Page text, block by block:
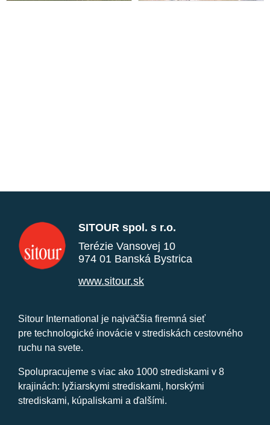
SITOUR spol. s r.o.
Terézie Vansovej 10
974 01 Banská Bystrica
www.sitour.sk
Sitour International je najväčšia firemná sieť
pre technologické inovácie v strediskách cestovného
ruchu na svete.
Spolupracujeme s viac ako 1000 strediskami v 8
krajinách: lyžiarskymi strediskami, horskými
strediskami, kúpaliskami a ďalšími.